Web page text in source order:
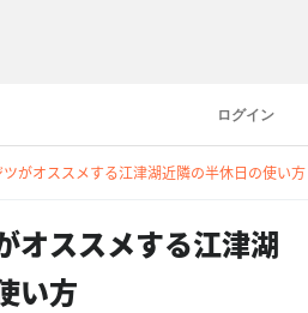
ログイン
がオススメする江津湖近隣の半休日の使い方
オススメする江津湖
い方